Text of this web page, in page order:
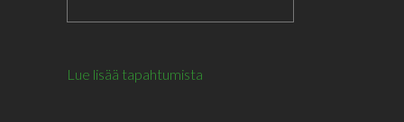
Lue lisää tapahtumista